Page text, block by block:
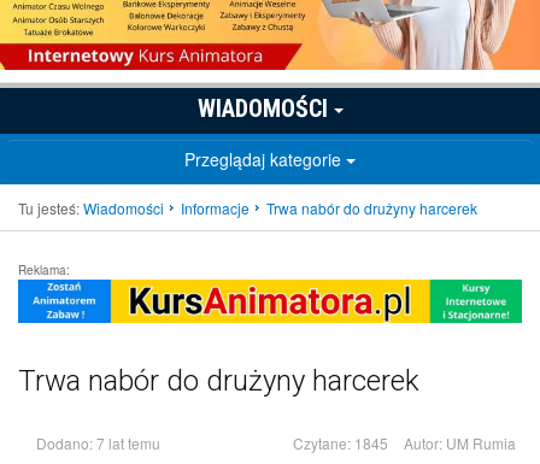
WIADOMOŚCI
Przeglądaj kategorie
Tu jesteś:Wiadomości Informacje Trwa nabór do drużyny harcerek
Reklama:
Trwa nabór do drużyny harcerek
Dodano: 7 lat temu Czytane: 1845 Autor: UM Rumia